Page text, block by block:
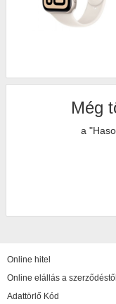
Még
a
Online hitel
Online elállás a szerződéstől
Adattörlő Kód